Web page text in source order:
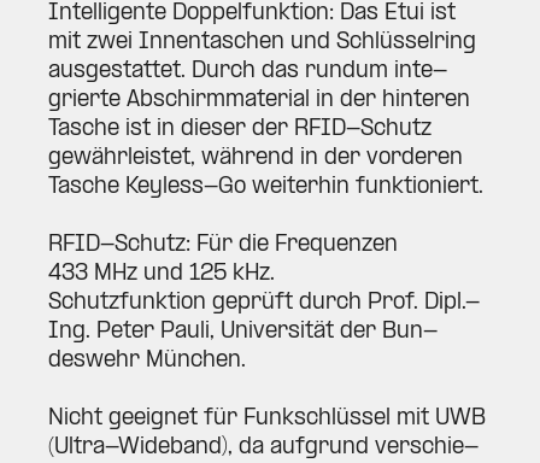
Intel­li­gente Dop­pel­funktion: Das Etui ist
mit zwei Innen­ta­schen und Schlüs­selring
aus­ge­stattet. Durch das rundum inte­
grierte Abschirm­ma­terial in der hin­teren
Tasche ist in dieser der RFID-Schutz
gewähr­leistet, während in der vor­deren
Tasche Keyless-Go wei­terhin funk­tio­niert.
RFID-Schutz: Für die Fre­quenzen
433 MHz und 125 kHz.
Schutz­funktion geprüft durch Prof. Dipl.-
Ing. Peter Pauli, Uni­ver­sität der Bun­
deswehr München.
Nicht geeignet für Funk­schlüssel mit UWB
(Ultra-Wideband), da auf­grund ver­schie­